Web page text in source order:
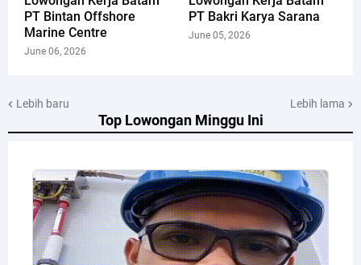
Top Lowongan Minggu Ini
PT Bintan Offshore
Marine Centre
June 06, 2026
PT Bakri Karya Sarana
June 05, 2026
Lebih baru Lebih lama